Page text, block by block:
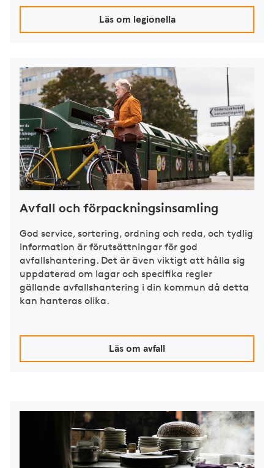
Läs om legionella
Avfall och förpackningsinsamling
God service, sortering, ordning och reda, och tydlig
information är förutsättningar för god
avfallshantering. Det är även viktigt att hålla sig
uppdaterad om lagar och specifika regler
gällande avfallshantering i din kommun då detta
kan hanteras olika.
Läs om avfall